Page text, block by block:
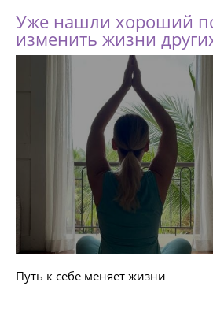
Уже нашли хороший
изменить жизни
Путь к себе меняет жизни